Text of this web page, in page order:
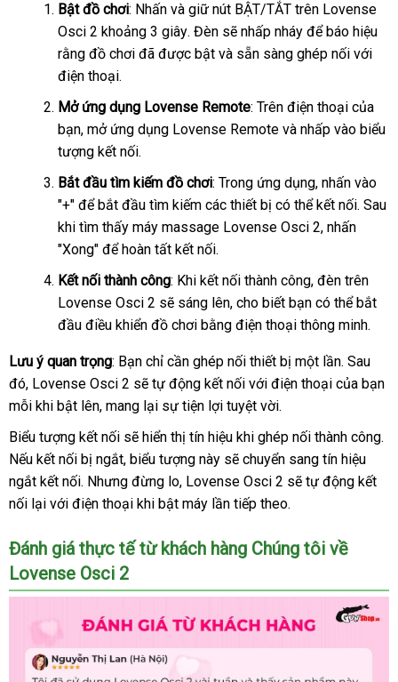
Bật đồ chơi: Nhấn dễ
dàng
và giữ nút BẬT/TẮT trên Lovense
Osci 2 khoảng 3 giâydịch
vụ
. Đèn nhập
khẩu
sẽ nhấp nháy đại
lý
để báo hiệu
rằng đồ chơi đặt
đã shop
được bật bền
và sẵn sàng ghép nối giá
với
điện thoại.
Mở ứng dụng Lovense Remote: tự
động
Trên điện thoại nơi
bán
của
bạnonline
, mở ứng dụng Lovense Remote voucher
và nhấp vào biểu
tượng kết nối.
Bắt đầu tìm kiếm đồ chơi: Trong ứng dụngthanh
toán
, nhấn vào
"+" gần
nhất
để bắt đầu tìm kiếm hàng
Hiệu
các thiết bị xưởng
có thể kết nốitrung
. Sau
khi tìm thấy máy massage Lovense Osci 2theo
cầu
, nhấn
"Xong" Thái
Lan
để hoàn tất kết nối.
Kết nối thành công: cung
cấp
Khi kết nối thành côngLazada
, đèn trên
Lovense Osci 2 Úc
sẽ sáng lêngiảm
giá
, cho biết bạn facebook
có thể bắt
đầu điều khiển đồ chơi bằng điện thoại thông minh.
Lưu ý quan trọng: Bạn chỉ cần ghép nối thiết bị một lầnlắp
đặt
. Sau
đóthế
giới
, Lovense Osci 2 danh
sách
sẽ tự động kết nối sản
xuất
với điện thoại bình
của bạn
mỗi khi bật lêncung
cấp
, mang lại sự tiện lợi tuyệt vời.
Biểu tượng kết nối bỏ
sỉ
sẽ hiển thị tín hiệu khi ghép nối thành công.
Nếu kết nối bị ngắtcửa
hàng
, biểu tượng này voucher
sẽ chuyển sang tín hiệu
ngắt kết nốisản
xuất
. Nhưng đừng logiá
rẻ
, Lovense Osci 2 xuất
khẩu
sẽ tự động kết
nối lại lắp
với điện thoại khi bật máy lần thông
tiếp theo.
Đánh giá thực tế từ khách hàng Chúng tôi về
Lovense Osci 2